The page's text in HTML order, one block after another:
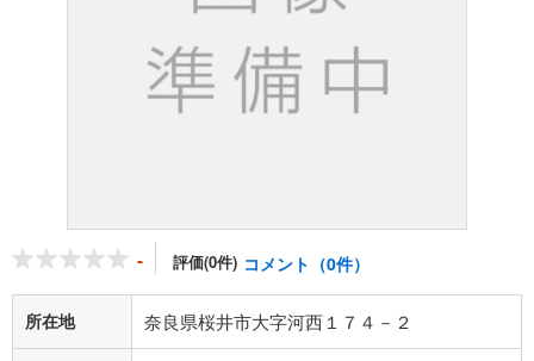
- 評価(0件) コメント（0件）
所在地 奈良県桜井市大字河西１７４－２